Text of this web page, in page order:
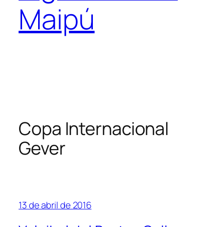
Maipú
Copa Internacional
Gever
13 de abril de 2016